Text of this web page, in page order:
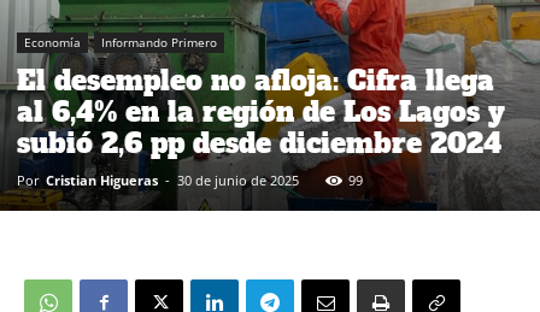
Economía Informando Primero
El desempleo no afloja: Cifra llega
al 6,4% en la región de Los Lagos y
subió 2,6 pp desde diciembre 2024
Por Cristian Higueras - 30 de junio de 2025 99